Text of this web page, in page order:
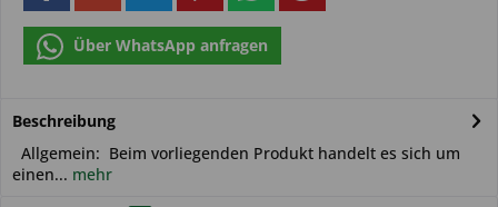
Über WhatsApp anfragen
Beschreibung
Allgemein: Beim vorliegenden Produkt handelt es sich um
einen... mehr